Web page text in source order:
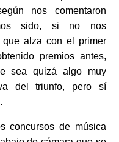
nos comentaron
sido, si no nos
que alza con el primer
premios antes,
sea quizá algo muy
del triunfo, pero sí
concursos de música